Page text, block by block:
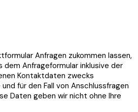
Anfragen zukommen lassen,
dem Anfrageformular inklusive der
Kontaktdaten zwecks
für den Fall von Anschlussfragen
Daten geben wir nicht ohne Ihre